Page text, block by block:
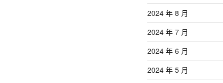
2024 年 8 月
2024 年 7 月
2024 年 6 月
2024 年 5 月